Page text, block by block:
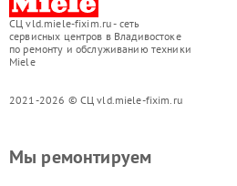
СЦ vld.miele-fixim.ru - сеть
сервисных центров в Владивостоке
по ремонту и обслуживанию техники
Miele
2021-2026 © СЦ vld.miele-fixim.ru
Мы ремонтируем